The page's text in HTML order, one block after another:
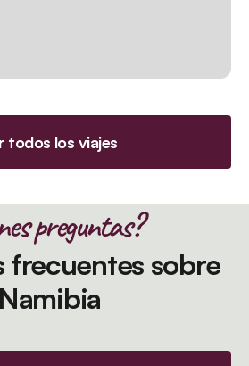
todos los viajes
preguntas?
frecuentes sobre
Namibia